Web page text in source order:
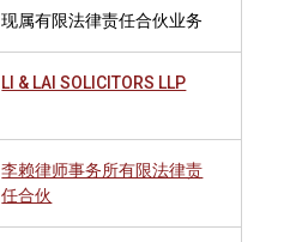
现属有限法律责任合伙业务
LI & LAI SOLICITORS LLP
李赖律师事务所有限法律责
任合伙